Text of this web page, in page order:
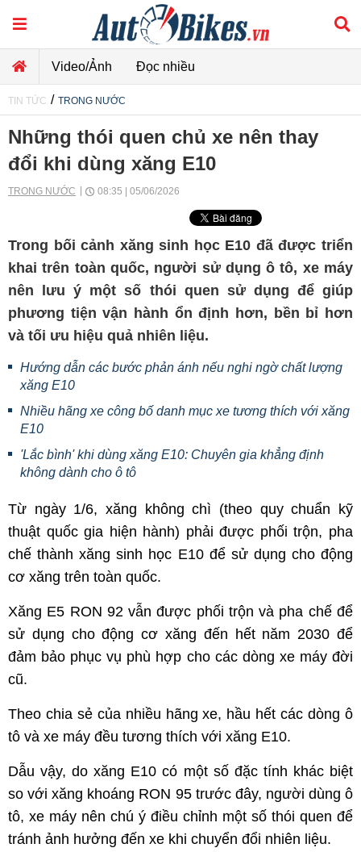
Video/Ảnh Đọc nhiều
TIN TỨC / TRONG NƯỚC
Những thói quen chủ xe nên thay
đổi khi dùng xăng E10
TRONG NƯỚC 08:35 | 05/06/2026
Trong bối cảnh xăng sinh học E10 đã được triển
khai trên toàn quốc, người sử dụng ô tô, xe máy
nên lưu ý một số thói quen sử dụng để giúp
phương tiện vận hành ổn định hơn, bền bỉ hơn
và tối ưu hiệu quả nhiên liệu.
Hướng dẫn các bước phản ánh nếu nghi ngờ chất lượng
xăng E10
Nhiều hãng xe công bố danh mục xe tương thích với xăng
E10
'Lắc bình' khi dùng xăng E10: Chuyên gia khẳng định
không dành cho ô tô
Từ ngày 1/6, xăng không chì (theo quy chuẩn kỹ
thuật quốc gia hiện hành) phải được phối trộn, pha
chế thành xăng sinh học E10 để sử dụng cho động
cơ xăng trên toàn quốc.
Xăng E5 RON 92 vẫn được phối trộn và pha chế để
sử dụng cho động cơ xăng đến hết năm 2030 để
đảm bảo phục vụ phù hợp cho các dòng xe máy đời
cũ.
Theo chia sẻ của nhiều hãng xe, hầu hết các dòng ô
tô và xe máy đều tương thích với xăng E10.
Dẫu vậy, do xăng E10 có một số đặc tính khác biệt
so với xăng khoáng RON 95 trước đây, người dùng ô
tô, xe máy nên chú ý điều chỉnh một số thói quen để
tránh ảnh hưởng đến xe khi chuyển đổi nhiên liệu.